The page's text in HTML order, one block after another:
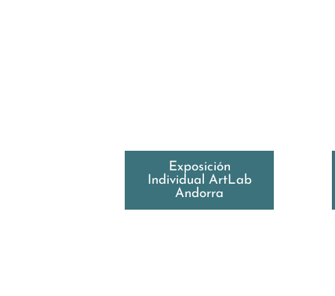
Exposición
Individual ArtLab
Andorra